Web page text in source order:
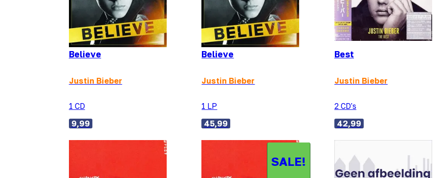
Believe
Justin Bieber
1 CD
9,99
Believe
Justin Bieber
1 LP
45,99
Best
Justin Bieber
2 CD's
42,99
SALE!